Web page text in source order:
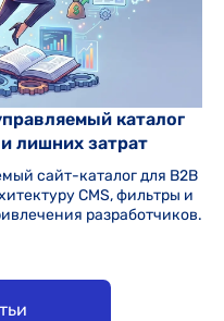
каталог
лишних затрат
сайт-каталог для B2B
CMS, фильтры и
разработчиков.